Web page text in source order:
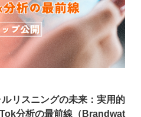
ルリスニングの未来：実用的
分析の最前線（Brandwat